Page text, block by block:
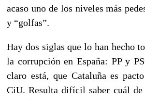
acaso uno de los niveles más
y “golfas”.
Hay dos siglas que lo han hecho
la corrupción en España: PP y
claro está, que Cataluña es
CiU. Resulta difícil saber cuál de